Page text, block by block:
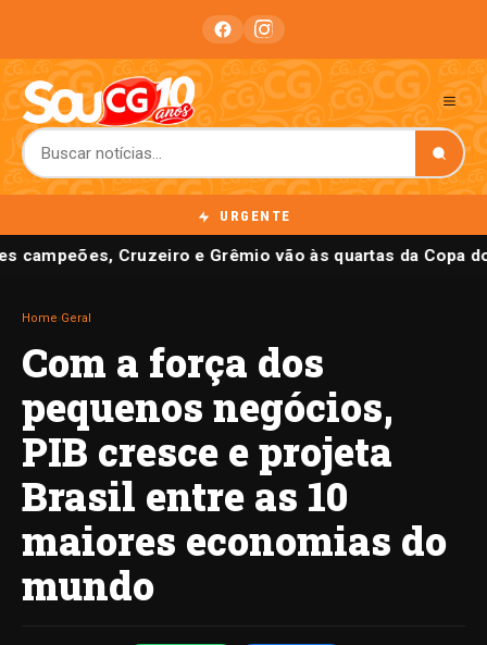
URGENTE
campeões, Cruzeiro e Grêmio vão às quartas da Copa
Home Geral
Com a força dos
pequenos negócios,
PIB cresce e projeta
Brasil entre as 10
maiores economias do
mundo